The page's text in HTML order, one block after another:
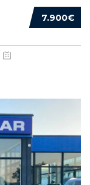
7.900€